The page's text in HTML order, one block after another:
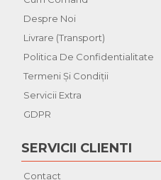
Despre Noi
Livrare (Transport)
Politica De Confidentialitate
Termeni Şi Condiţii
Servicii Extra
GDPR
SERVICII CLIENTI
Contact